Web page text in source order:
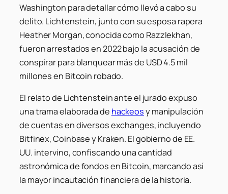
Washington para detallar cómo llevó a cabo su
delito. Lichtenstein, junto con su esposa rapera
Heather Morgan, conocida como Razzlekhan,
fueron arrestados en 2022 bajo la acusación de
conspirar para blanquear más de USD 4.5 mil
millones en Bitcoin robado.
El relato de Lichtenstein ante el jurado expuso
una trama elaborada de hackeosy manipulación
de cuentas en diversos exchanges, incluyendo
Bitfinex, Coinbase y Kraken. El gobierno de EE.
UU. intervino, confiscando una cantidad
astronómica de fondos en Bitcoin, marcando así
la mayor incautación financiera de la historia.